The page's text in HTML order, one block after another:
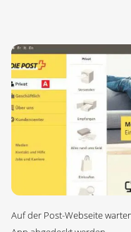
Auf der Post-Webseite